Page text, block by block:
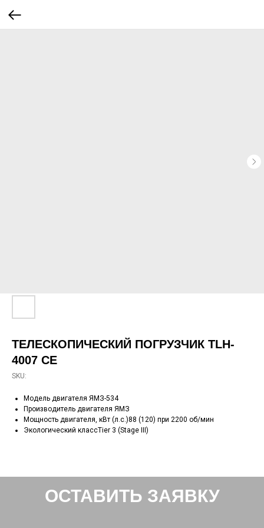
ТЕЛЕСКОПИЧЕСКИЙ ПОГРУЗЧИК TLH-
4007 CE
SKU:
Модель двигателя ЯМЗ-534
Производитель двигателя ЯМЗ
Мощность двигателя, кВт (л.с.)88 (120) при 2200 об/мин
Экологический классTier 3 (Stage III)
ОСТАВИТЬ ЗАЯВКУ